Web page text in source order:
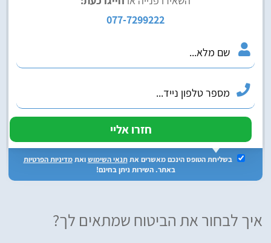
077-7299222
בשליחת הטופס הינכם מאשרים אתתנאי השימושואתמדיניות הפרטיות
באתר. השירות ניתן בחינם!
איך לבחור את הביטוח שמתאים לך?